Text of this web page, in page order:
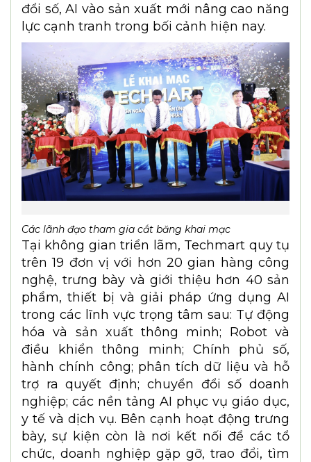
đổi số, AI vào sản xuất mới nâng cao năng
lực cạnh tranh trong bối cảnh hiện nay.
Các lãnh đạo tham gia cắt băng khai mạc
Tại không gian triển lãm, Techmart quy tụ
trên 19 đơn vị với hơn 20 gian hàng công
nghệ, trưng bày và giới thiệu hơn 40 sản
phẩm, thiết bị và giải pháp ứng dụng AI
trong các lĩnh vực trọng tâm sau: Tự động
hóa và sản xuất thông minh; Robot và
điều khiển thông minh; Chính phủ số,
hành chính công; phân tích dữ liệu và hỗ
trợ ra quyết định; chuyển đổi số doanh
nghiệp; các nền tảng AI phục vụ giáo dục,
y tế và dịch vụ. Bên cạnh hoạt động trưng
bày, sự kiện còn là nơi kết nối để các tổ
chức, doanh nghiệp gặp gỡ, trao đổi, tìm